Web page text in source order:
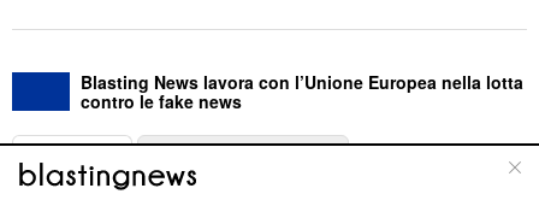
Blasting News lavora con l’Unione Europea nella lotta
contro le fake news
ABOUT